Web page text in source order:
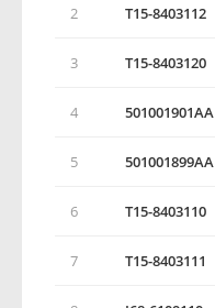
2 T15-8403112
3 T15-8403120
4 501001901AA
5 501001899AA
6 T15-8403110
7 T15-8403111